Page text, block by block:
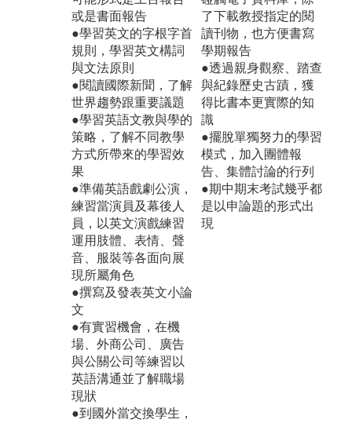
或是書面報告
●學習英文的字根字首
規則，學習英文構詞
與文法原則
●閱讀國際新聞，了解
世界趨勢跟重要議題
●學習英語文教與學的
策略，了解不同教學
方式所帶來的學習效
果
●準備英語戲劇公演，
練習當演員及幕後人
員，以英文演戲練習
運用肢體、表情、聲
音、服裝等各面向展
現所屬角色
●撰寫及發表英文小論
文
●有實習機會，在機
場、外商公司、廣告
與公關公司等練習以
英語溝通並了解職場
現狀
●到國外當交換學生，
了下載教授指定的閱
讀刊物，也方便書寫
學期報告
●透過親身觀察、踏查
與紀錄歷史古蹟，獲
得比書本更實際的知
識
●擺脫單獨努力的學習
模式，加入團體報
告、集體討論的行列
●期中期末考試幾乎都
是以申論題的形式出
現